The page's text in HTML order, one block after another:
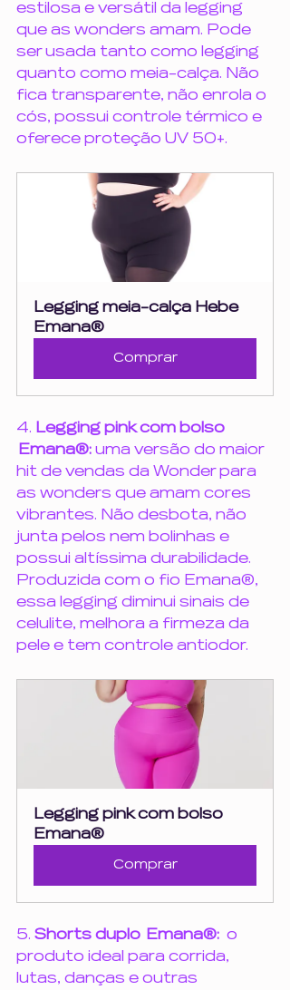
estilosa e versátil da legging
que as wonders amam. Pode
ser usada tanto como legging
quanto como meia-calça. Não
fica transparente, não enrola o
cós, possui controle térmico e
oferece proteção UV 50+.
Legging meia-calça Hebe
Emana®
Comprar
4. Legging pink com bolso
Emana®: uma versão do maior
hit de vendas da Wonder para
as wonders que amam cores
vibrantes. Não desbota, não
junta pelos nem bolinhas e
possui altíssima durabilidade.
Produzida com o fio Emana®,
essa legging diminui sinais de
celulite, melhora a firmeza da
pele e tem controle antiodor.
Legging pink com bolso
Emana®
Comprar
5. Shorts duplo  Emana®: o
produto ideal para corrida,
lutas, danças e outras